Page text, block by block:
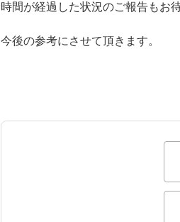
時間が経過した状況のご報告もお
今後の参考にさせて頂きます。